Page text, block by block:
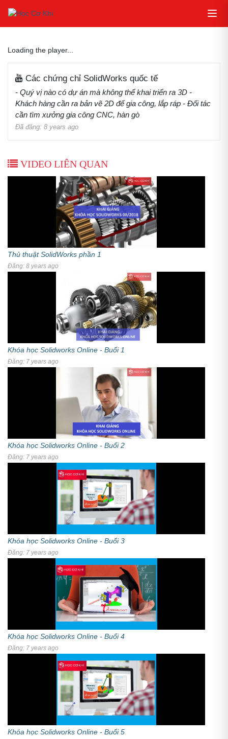
Loading the player...
Các chứng chỉ SolidWorks quốc tế
- Quý vị nào có dự án mà không thể khai triển ra 3D -
Khách hàng cần ra bản vẽ 2D để gia công, lắp ráp - Đối tác
cần tìm xưởng gia công CNC, hàn gò
Đã đăng: 8 years ago
VIDEO LIÊN QUAN
Thủ thuật SolidWorks phần 1
Đăng: 8 years ago
Khóa học Solidworks Online - Buổi 1
Đăng: 7 years ago
Khóa học Solidworks Online - Buổi 2
Đăng: 7 years ago
Khóa học Solidworks Online - Buổi 3
Đăng: 7 years ago
Khóa học Solidworks Online - Buổi 4
Đăng: 7 years ago
Khóa học Solidworks Online - Buổi 5